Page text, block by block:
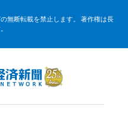
無断転載を禁止します。 著作権は長